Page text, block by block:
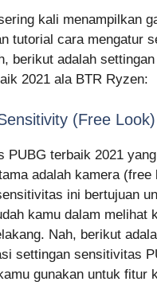
kali menampilkan
tutorial cara mengatur
berikut adalah
2021 ala BTR Ryzen:
(Free Look)
PUBG terbaik 2021
adalah kamera (free
ini bertujuan
kamu dalam melihat
Nah, berikut
settingan sensitivitas
gunakan untuk fitur